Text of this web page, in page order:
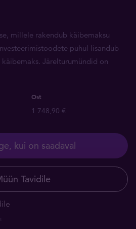
millele rakendub käibemaksu
puhul lisandub
Järelturumündid on
Ost
1 748,90 €
kui on saadaval
Tavidile